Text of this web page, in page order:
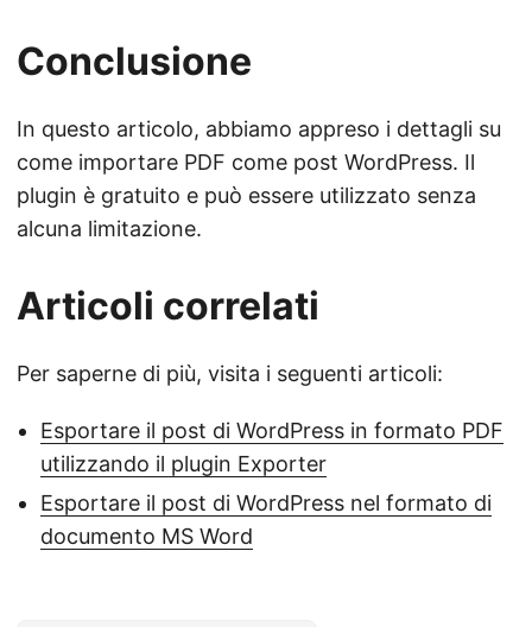
Conclusione
In questo articolo, abbiamo appreso i dettagli su
come importare PDF come post WordPress. Il
plugin è gratuito e può essere utilizzato senza
alcuna limitazione.
Articoli correlati
Per saperne di più, visita i seguenti articoli:
Esportare il post di WordPress in formato PDF
utilizzando il plugin Exporter
Esportare il post di WordPress nel formato di
documento MS Word